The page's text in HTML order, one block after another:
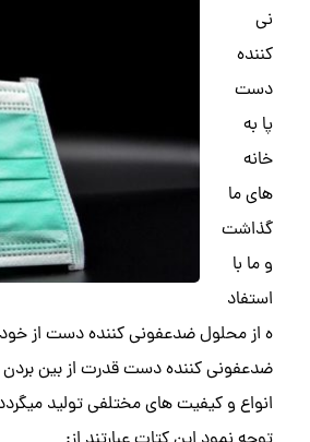
نی
کننده
دست
پا به
خانه
های ما
گذاشت
و ما با
استفاد
ه از محلول ضدعفونی کننده دست از
ضدعفونی کننده دست قدرت از بین
انواع و کیفیت های مختلفی تولید